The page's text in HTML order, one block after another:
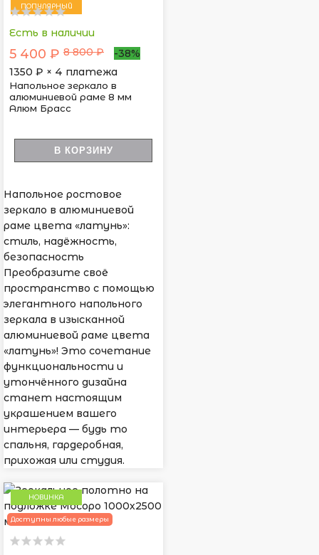
ПОПУЛЯРНЫЙ
Есть в наличии
5 400 ₽ 8 800 ₽
-38%
1350 ₽ × 4 платежа
Напольное зеркало в
алюминиевой раме 8 мм
Алюм Брасс
В КОРЗИНУ
Напольное ростовое
зеркало в алюминиевой
раме цвета «латунь»:
стиль, надёжность,
безопасность
Преобразите своё
пространство с помощью
элегантного напольного
зеркала в изысканной
алюминиевой раме цвета
«латунь»! Это сочетание
функциональности и
утончённого дизайна
станет настоящим
украшением вашего
интерьера — будь то
спальня, гардеробная,
прихожая или студия.
НОВИНКА
Доступны любые размеры